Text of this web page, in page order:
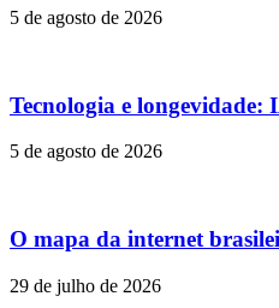
5 de agosto de 2026
Tecnologia e longevidade:
5 de agosto de 2026
O mapa da internet
29 de julho de 2026